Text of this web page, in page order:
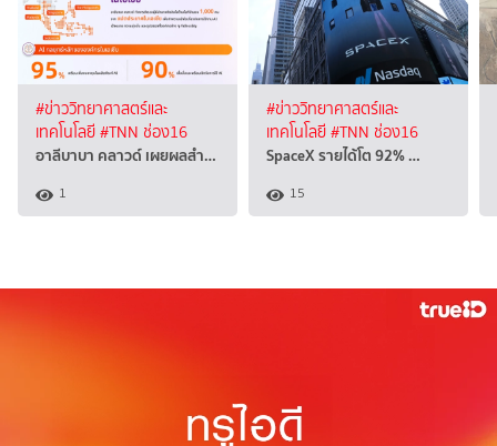
#ข่าววิทยาศาสตร์และ
เทคโนโลยี#TNN ช่อง16
อาลีบาบา คลาวด์ เผยผลสำ…
1
#ข่าววิทยาศาสตร์และ
เทคโนโลยี#TNN ช่อง16
SpaceX รายได้โต 92% …
15